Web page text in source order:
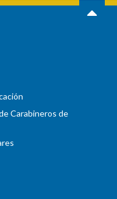
Carabineros de